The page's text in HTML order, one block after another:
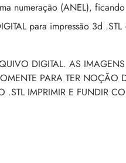
numeração (ANEL),
para impressão 3d .STL
DIGITAL. AS
PARA TER
IMPRIMIR E FUNDIR